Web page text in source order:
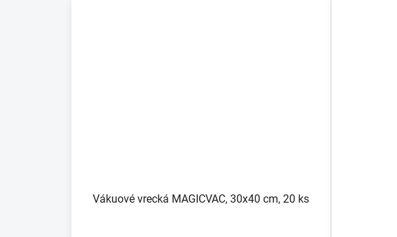
Vákuové vrecká MAGICVAC, 30x40 cm, 20 ks